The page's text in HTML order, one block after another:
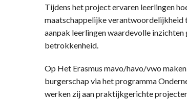
Tijdens het project ervaren leerlingen
maatschappelijke verantwoordelijkheid
aanpak leerlingen waardevolle
betrokkenheid.
Op Het Erasmus mavo/havo/vwo
burgerschap via het programma
werken zij aan praktijkgerichte